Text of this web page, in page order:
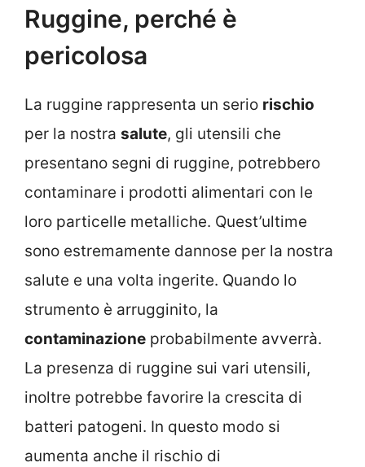
Ruggine, perché è
pericolosa
La ruggine rappresenta un serio rischio
per la nostra salute, gli utensili che
presentano segni di ruggine, potrebbero
contaminare i prodotti alimentari con le
loro particelle metalliche. Quest’ultime
sono estremamente dannose per la nostra
salute e una volta ingerite. Quando lo
strumento è arrugginito, la
contaminazione probabilmente avverrà.
La presenza di ruggine sui vari utensili,
inoltre potrebbe favorire la crescita di
batteri patogeni. In questo modo si
aumenta anche il rischio di